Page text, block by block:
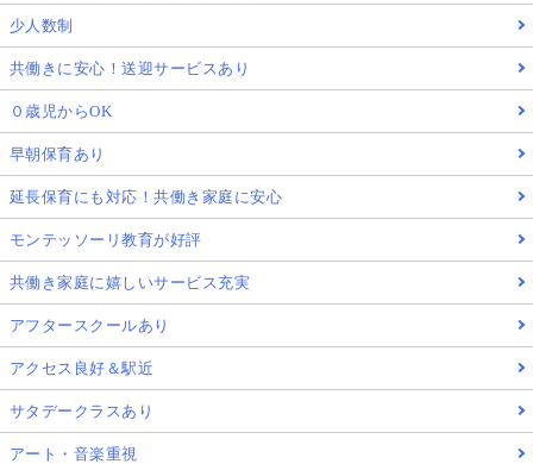
少人数制
共働きに安心！送迎サービスあり
０歳児からOK
早朝保育あり
延長保育にも対応！共働き家庭に安心
モンテッソーリ教育が好評
共働き家庭に嬉しいサービス充実
アフタースクールあり
アクセス良好＆駅近
サタデークラスあり
アート・音楽重視